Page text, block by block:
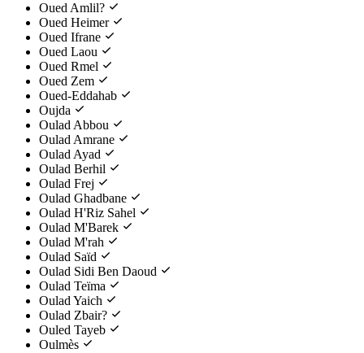
Oued Amlil?
Oued Heimer
Oued Ifrane
Oued Laou
Oued Rmel
Oued Zem
Oued-Eddahab
Oujda
Oulad Abbou
Oulad Amrane
Oulad Ayad
Oulad Berhil
Oulad Frej
Oulad Ghadbane
Oulad H'Riz Sahel
Oulad M'Barek
Oulad M'rah
Oulad Saïd
Oulad Sidi Ben Daoud
Oulad Teïma
Oulad Yaich
Oulad Zbair?
Ouled Tayeb
Oulmès